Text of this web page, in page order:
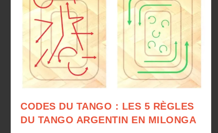
CODES DU TANGO : LES 5 RÈGLES
DU TANGO ARGENTIN EN MILONGA